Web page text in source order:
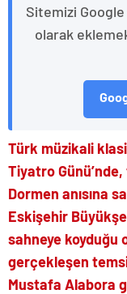
Sitemizi
olarak
Türk müzikali
Tiyatro
Dormen anısına
Eskişehir
sahneye koyduğu
gerçekleşen
Mustafa Alabora